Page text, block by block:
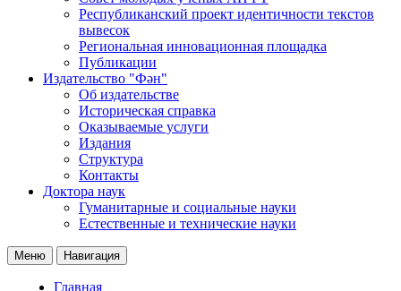
Республиканский проект идентичности текстов
вывесок
Региональная инновационная площадка
Публикации
Издательство "Фән"
Об издательстве
Историческая справка
Оказываемые услуги
Издания
Структура
Контакты
Доктора наук
Гуманитарные и социальные науки
Естественные и технические науки
Меню Навигация
Главная